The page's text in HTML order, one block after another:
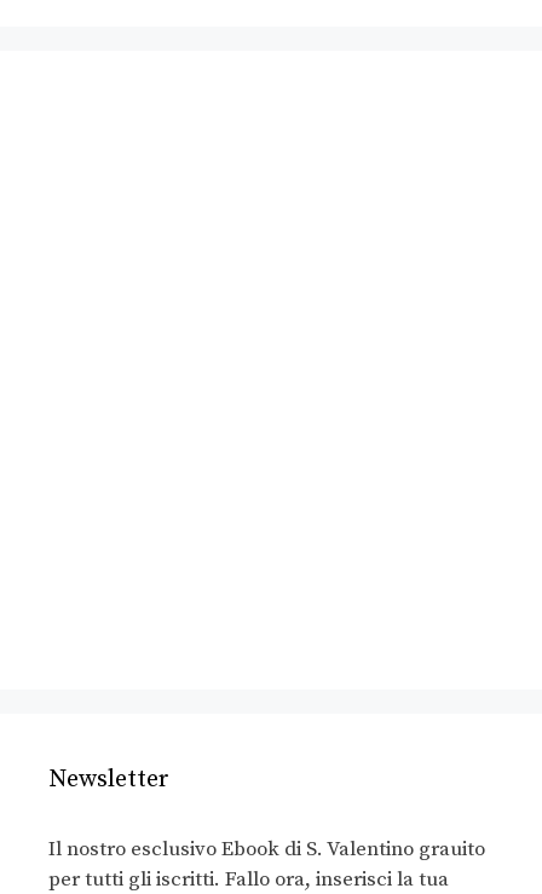
Newsletter
Il nostro esclusivo Ebook di S. Valentino grauito
per tutti gli iscritti. Fallo ora, inserisci la tua